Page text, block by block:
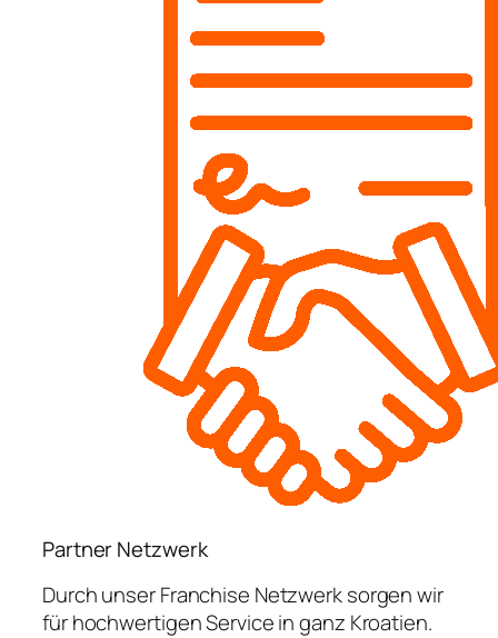
Partner Netzwerk
Durch unser Franchise Netzwerk sorgen wir
für hochwertigen Service in ganz Kroatien.